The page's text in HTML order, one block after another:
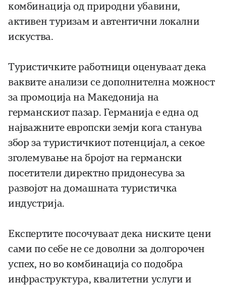
комбинација од природни убавини,
активен туризам и автентични локални
искуства.
Туристичките работници оценуваат дека
ваквите анализи се дополнителна можност
за промоција на Македонија на
германскиот пазар. Германија е една од
најважните европски земји кога станува
збор за туристичкиот потенцијал, а секое
зголемување на бројот на германски
посетители директно придонесува за
развојот на домашната туристичка
индустрија.
Експертите посочуваат дека ниските цени
сами по себе не се доволни за долгорочен
успех, но во комбинација со подобра
инфраструктура, квалитетни услуги и